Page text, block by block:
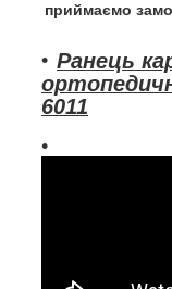
приймаємо
Ранець
6011